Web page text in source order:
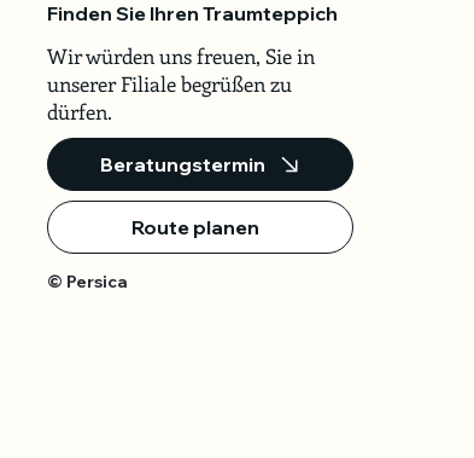
Finden Sie Ihren Traumteppich
Wir würden uns freuen, Sie in
unserer Filiale begrüßen zu
dürfen.
Beratungstermin
Route planen
© Persica